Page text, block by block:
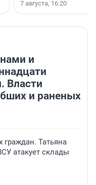
поменялась роль
7 августа, 16:20
и
Власти
и раненых
Татьяна
атакует склады